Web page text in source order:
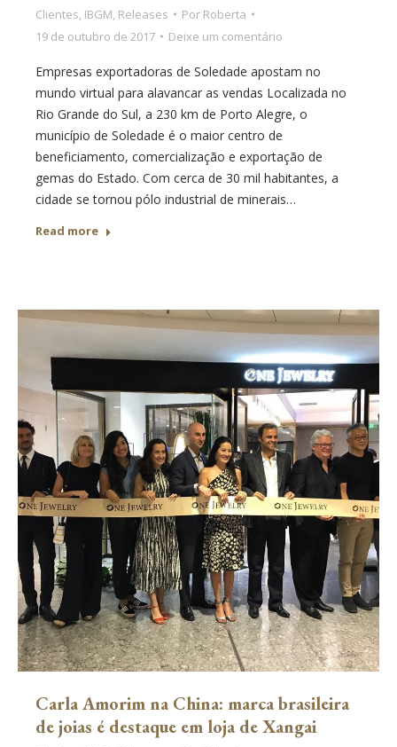
Clientes, IBGM, Releases Por Roberta
19 de outubro de 2017
Deixe um comentário
Empresas exportadoras de Soledade apostam no
mundo virtual para alavancar as vendas Localizada no
Rio Grande do Sul, a 230 km de Porto Alegre, o
município de Soledade é o maior centro de
beneficiamento, comercialização e exportação de
gemas do Estado. Com cerca de 30 mil habitantes, a
cidade se tornou pólo industrial de minerais…
Read more
Carla Amorim na China: marca brasileira
de joias é destaque em loja de Xangai